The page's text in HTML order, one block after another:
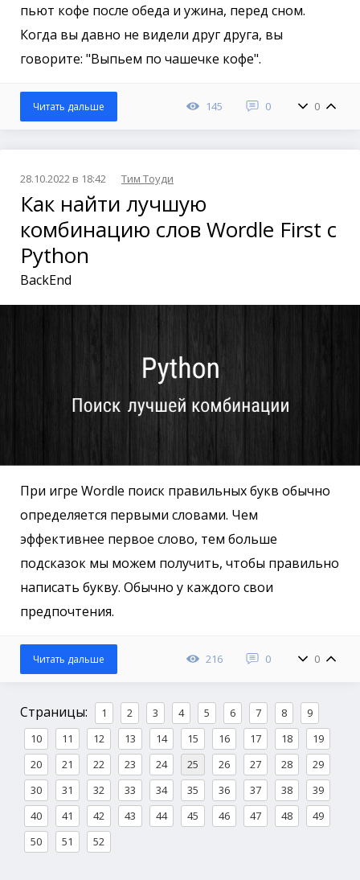
пьют кофе после обеда и ужина, перед сном.
Когда вы давно не видели друг друга, вы
говорите: "Выпьем по чашечке кофе".
145 0 0
Читать дальше
28.10.2022 в 18:42 Тим Тоуди
Как найти лучшую
комбинацию слов Wordle First с
Python
BackEnd
При игре Wordle поиск правильных букв обычно
определяется первыми словами. Чем
эффективнее первое слово, тем больше
подсказок мы можем получить, чтобы правильно
написать букву. Обычно у каждого свои
предпочтения.
216 0 0
Читать дальше
Страницы: 1 2 3 4 5 6 7 8
9
10
11 12 13 14 15 16 17 18
19
20
21 22 23 24 25 26 27 28
29
30
31 32 33 34 35 36 37 38
39
40
41 42 43 44 45 46 47 48
49
50
51 52